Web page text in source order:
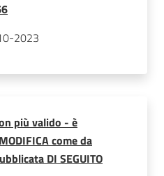
2023
più valido - è
come da
DI SEGUITO